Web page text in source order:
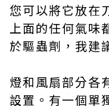
您可以將它放在
上面的任何氣味
於驅蟲劑，我建
燈和風扇部分各
設置。有一個單